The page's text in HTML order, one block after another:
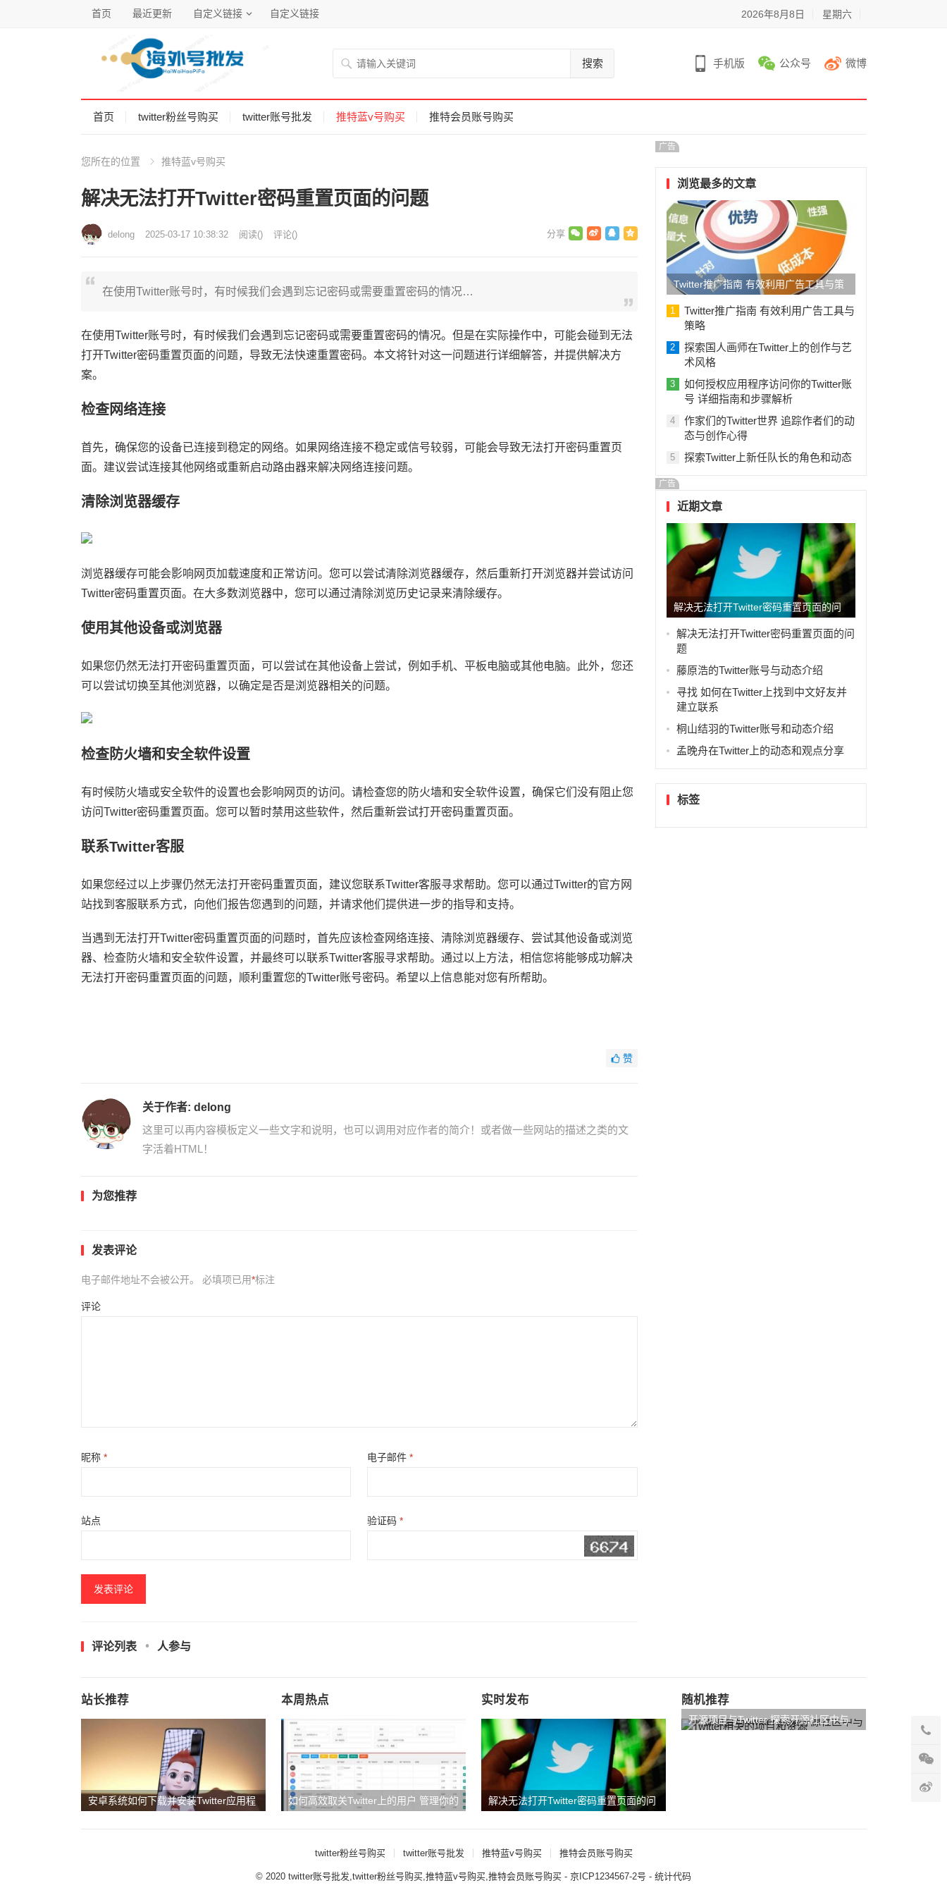
首页 最近更新 自定义链接 自定义链接 2026年8月8日 星期六
搜索 手机版 公众号 微博
首页 twitter粉丝号购买 twitter账号批发 推特蓝v号购买 推特会员账号购买
您所在的位置 推特蓝v号购买
解决无法打开Twitter密码重置页面的问题
delong 2025-03-17 10:38:32 阅读() 评论()
在使用Twitter账号时，有时候我们会遇到忘记密码或需要重置密码的情况…
在使用Twitter账号时，有时候我们会遇到忘记密码或需要重置密码的情况。但是在实际操作中，可能会碰到无法
打开Twitter密码重置页面的问题，导致无法快速重置密码。本文将针对这一问题进行详细解答，并提供解决方
案。
检查网络连接
首先，确保您的设备已连接到稳定的网络。如果网络连接不稳定或信号较弱，可能会导致无法打开密码重置页
面。建议尝试连接其他网络或重新启动路由器来解决网络连接问题。
清除浏览器缓存
浏览器缓存可能会影响网页加载速度和正常访问。您可以尝试清除浏览器缓存，然后重新打开浏览器并尝试访问
Twitter密码重置页面。在大多数浏览器中，您可以通过清除浏览历史记录来清除缓存。
使用其他设备或浏览器
如果您仍然无法打开密码重置页面，可以尝试在其他设备上尝试，例如手机、平板电脑或其他电脑。此外，您还
可以尝试切换至其他浏览器，以确定是否是浏览器相关的问题。
检查防火墙和安全软件设置
有时候防火墙或安全软件的设置也会影响网页的访问。请检查您的防火墙和安全软件设置，确保它们没有阻止您
访问Twitter密码重置页面。您可以暂时禁用这些软件，然后重新尝试打开密码重置页面。
联系Twitter客服
如果您经过以上步骤仍然无法打开密码重置页面，建议您联系Twitter客服寻求帮助。您可以通过Twitter的官方网
站找到客服联系方式，向他们报告您遇到的问题，并请求他们提供进一步的指导和支持。
当遇到无法打开Twitter密码重置页面的问题时，首先应该检查网络连接、清除浏览器缓存、尝试其他设备或浏览
器、检查防火墙和安全软件设置，并最终可以联系Twitter客服寻求帮助。通过以上方法，相信您将能够成功解决
无法打开密码重置页面的问题，顺利重置您的Twitter账号密码。希望以上信息能对您有所帮助。
赞
关于作者: delong
这里可以再内容模板定义一些文字和说明，也可以调用对应作者的简介！或者做一些网站的描述之类的文
字活着HTML！
为您推荐
发表评论
电子邮件地址不会被公开。 必填项已用*标注
评论
昵称 * 电子邮件*
站点 验证码*
评论列表 人参与
广告
浏览最多的文章
Twitter推广指南 有效利用广告工具与策
略
1
Twitter推广指南 有效利用广告工具与
策略
2
探索国人画师在Twitter上的创作与艺
术风格
3
如何授权应用程序访问你的Twitter账
号 详细指南和步骤解析
4
作家们的Twitter世界 追踪作者们的动
态与创作心得
5 探索Twitter上新任队长的角色和动态
广告
近期文章
解决无法打开Twitter密码重置页面的问
题
解决无法打开Twitter密码重置页面的问
题
藤原浩的Twitter账号与动态介绍
寻找 如何在Twitter上找到中文好友并
建立联系
桐山结羽的Twitter账号和动态介绍
孟晚舟在Twitter上的动态和观点分享
标签
站长推荐
安卓系统如何下载并安装Twitter应用程
本周热点
如何高效取关Twitter上的用户 管理你的
实时发布
解决无法打开Twitter密码重置页面的问
随机推荐
开源项目与Twitter 探索开源社区中与
twitter粉丝号购买 twitter账号批发 推特蓝v号购买 推特会员账号购买
© 2020 twitter账号批发,twitter粉丝号购买,推特蓝v号购买,推特会员账号购买 - 京ICP1234567-2号 - 统计代码